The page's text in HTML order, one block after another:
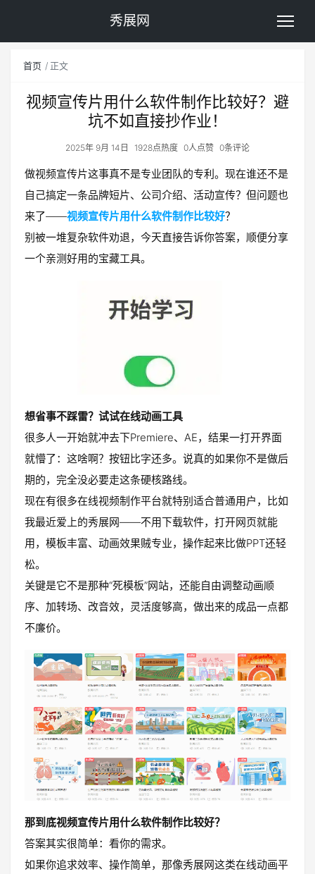
秀展网
首页 正文
视频宣传片用什么软件制作比较好？避
坑不如直接抄作业！
2025年 9月 14日 1928点热度 0人点赞 0条评论
做视频宣传片这事真不是专业团队的专利。现在谁还不是
自己搞定一条品牌短片、公司介绍、活动宣传？但问题也
来了——视频宣传片用什么软件制作比较好？
别被一堆复杂软件劝退，今天直接告诉你答案，顺便分享
一个亲测好用的宝藏工具。
想省事不踩雷？试试在线动画工具
很多人一开始就冲去下Premiere、AE，结果一打开界面
就懵了：这啥啊？按钮比字还多。说真的如果你不是做后
期的，完全没必要走这条硬核路线。
现在有很多在线视频制作平台就特别适合普通用户，比如
我最近爱上的秀展网——不用下载软件，打开网页就能
用，模板丰富、动画效果贼专业，操作起来比做PPT还轻
松。
关键是它不是那种“死模板”网站，还能自由调整动画顺
序、加转场、改音效，灵活度够高，做出来的成品一点都
不廉价。
那到底视频宣传片用什么软件制作比较好？
答案其实很简单：看你的需求。
如果你追求效率、操作简单，那像秀展网这类在线动画平